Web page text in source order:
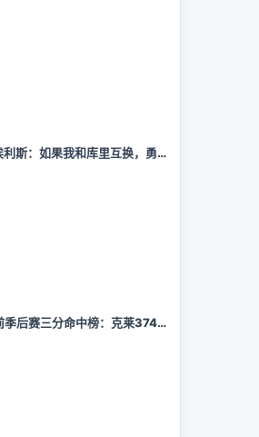
利斯：如果我和库里互换，勇士
后赛三分命中榜：克莱374居